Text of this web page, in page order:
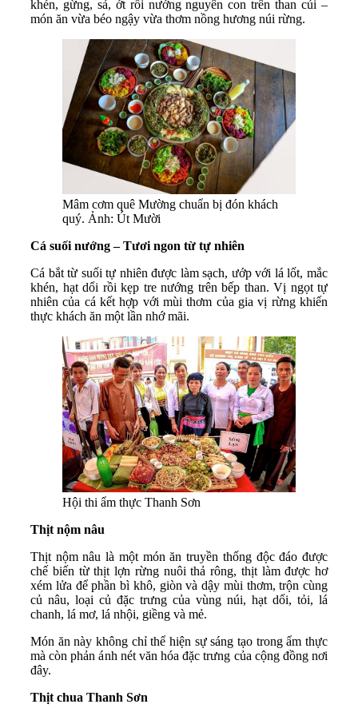
khén, gừng, sả, ớt rồi nướng nguyên con trên than củi –
món ăn vừa béo ngậy vừa thơm nồng hương núi rừng.
Mâm cơm quê Mường chuẩn bị đón khách
quý. Ảnh: Út Mười
Cá suối nướng – Tươi ngon từ tự nhiên
Cá bắt từ suối tự nhiên được làm sạch, ướp với lá lốt, mắc
khén, hạt dổi rồi kẹp tre nướng trên bếp than. Vị ngọt tự
nhiên của cá kết hợp với mùi thơm của gia vị rừng khiến
thực khách ăn một lần nhớ mãi.
Hội thi ẩm thực Thanh Sơn
Thịt nộm nâu
Thịt nộm nâu là một món ăn truyền thống độc đáo được
chế biến từ thịt lợn rừng nuôi thả rông, thịt làm được hơ
xém lửa để phần bì khô, giòn và dậy mùi thơm, trộn cùng
củ nâu, loại củ đặc trưng của vùng núi, hạt dổi, tỏi, lá
chanh, lá mơ, lá nhội, giềng và mẻ.
Món ăn này không chỉ thể hiện sự sáng tạo trong ẩm thực
mà còn phản ánh nét văn hóa đặc trưng của cộng đồng nơi
đây.
Thịt chua Thanh Sơn